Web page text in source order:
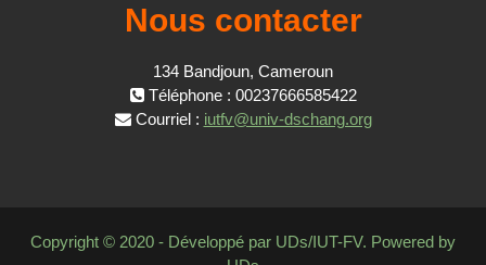
Nous contacter
134 Bandjoun, Cameroun
Téléphone : 00237666585422
Courriel : iutfv@univ-dschang.org
Copyright © 2020 - Développé par UDs/IUT-FV. Powered by